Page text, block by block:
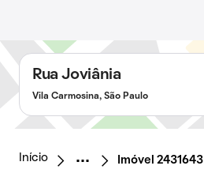
Rua Joviânia
Vila Carmosina, São Paulo
Início Imóvel 2431643